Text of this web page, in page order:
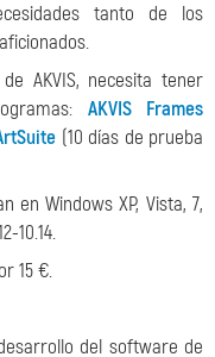
tanto de los
AKVIS, necesita tener
AKVIS Frames
(10 días de prueba
en Windows XP, Vista, 7,
10.14.
15 €.
del software de